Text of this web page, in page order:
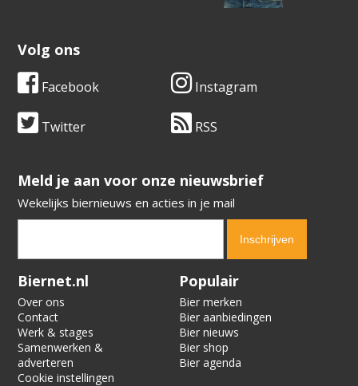
Volg ons
Facebook Instagram
Twitter RSS
​​​​​​​Meld je aan voor onze nieuwsbrief
Wekelijks biernieuws en acties in je mail
Verification code:
Biernet.nl
Over ons
Contact
Werk & stages
Samenwerken &
adverteren
Cookie instellingen
Populair
Bier merken
Bier aanbiedingen
Bier nieuws
Bier shop
Bier agenda